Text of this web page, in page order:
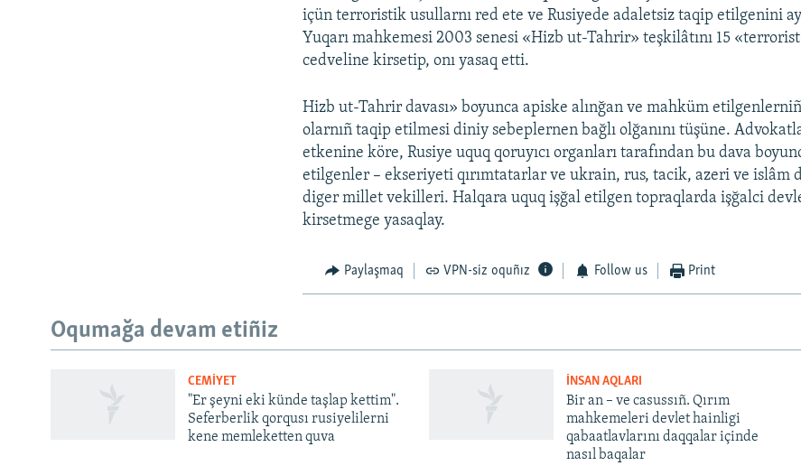
Українською
içün terroristik usullarnı red ete ve Rusiyede adaletsiz taqip etilgenini
Yuqarı mahkemesi 2003 senesi «Hizb ut-Tahrir» teşkilâtını 15
cedveline kirsetip, onı yasaq etti.
Hizb ut-Tahrir davası» boyunca apiske alınğan ve mahküm
olarnıñ taqip etilmesi diniy sebeplernen bağlı olğanını tüşüne.
etkenine köre, Rusiye uquq qoruyıcı organları tarafından bu dava
etilgenler – ekseriyeti qırımtatarlar ve ukrain, rus, tacik, azeri ve islâm
diger millet vekilleri. Halqara uquq işğal etilgen topraqlarda işğalci
kirsetmege yasaqlay.
Paylaşmaq VPN-siz oquñız Follow us Print
Oqumağa devam etiñiz
CEMİYET
"Er şeyni eki künde taşlap kettim".
Seferberlik qorqusı rusiyelilerni
kene memleketten quva
İNSAN AQLARI
Bir an – ve casussıñ. Qırım
mahkemeleri devlet hainligi
qabaatlavlarını daqqalar içinde
nasıl baqalar